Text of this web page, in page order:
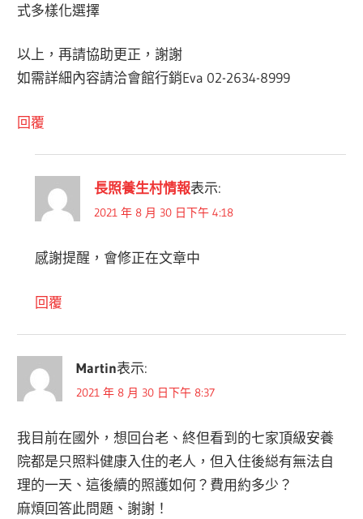
式多樣化選擇
以上，再請協助更正，謝謝
如需詳細內容請洽會館行銷Eva 02-2634-8999
回覆
長照養生村情報表示:
2021 年 8 月 30 日下午 4:18
感謝提醒，會修正在文章中
回覆
Martin表示:
2021 年 8 月 30 日下午 8:37
我目前在國外，想回台老、終但看到的七家頂級安養
院都是只照料健康入住的老人，但入住後縂有無法自
理的一天、這後續的照護如何？費用約多少？
麻煩回答此問題、謝謝！